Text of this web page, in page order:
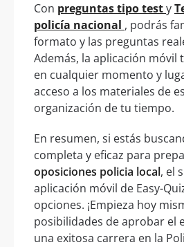
Con preguntas tipo testy
policía nacional , podrás
formato y las preguntas
Además, la aplicación
en cualquier momento y
acceso a los materiales de
organización de tu tiempo.
En resumen, si estás
completa y eficaz para
oposiciones policia local, el
aplicación móvil de Easy-
opciones. ¡Empieza hoy
posibilidades de aprobar el
una exitosa carrera en la